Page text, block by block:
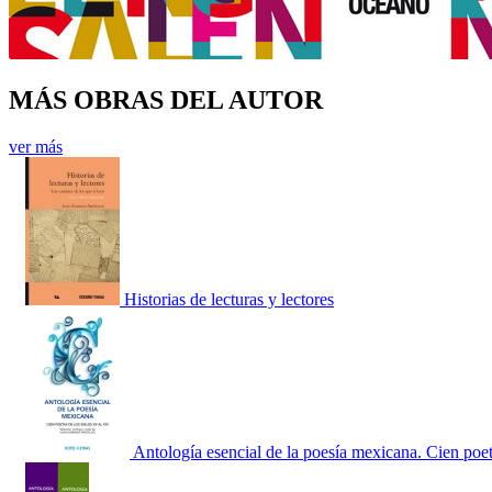
MÁS OBRAS DEL AUTOR
ver más
Historias de lecturas y lectores
Antología esencial de la poesía mexicana. Cien